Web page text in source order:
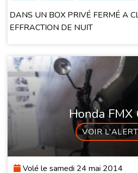
DANS UN BOX PRIVÉ FERMÉ A
EFFRACTION DE NUIT
Honda FMX
VOIR
Volé le samedi 24 mai 2014